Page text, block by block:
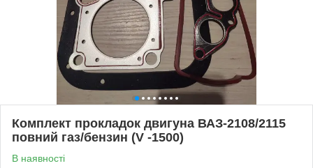
Комплект прокладок двигуна ВАЗ-2108/2115
повний газ/бензин (V -1500)
В наявності